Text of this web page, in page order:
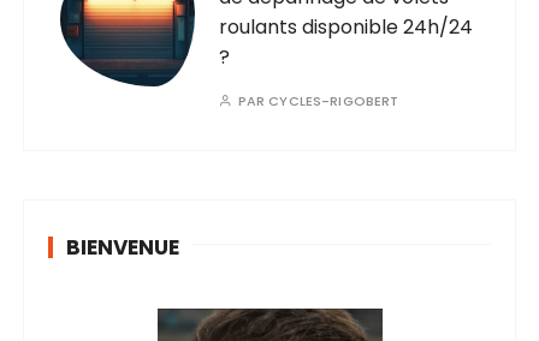
roulants disponible 24h/24
?
PAR CYCLES-RIGOBERT
BIENVENUE